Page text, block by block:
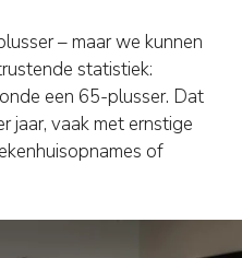
– maar we kunnen
statistiek:
een 65-plusser. Dat
jaar, vaak met ernstige
of